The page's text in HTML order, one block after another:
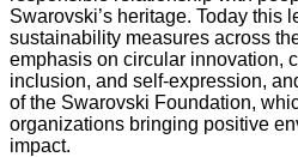
Swarovski’s heritage. Today this
sustainability measures across
emphasis on circular innovation,
inclusion, and self-expression,
of the Swarovski Foundation,
organizations bringing positive
impact.